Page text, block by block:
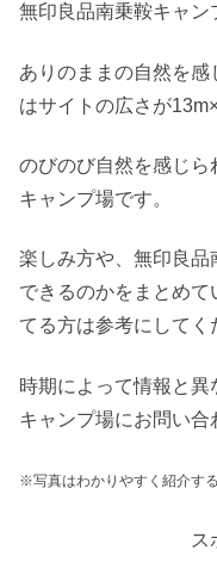
無印良品南乗鞍キャン
ありのままの自然を
はサイトの広さが
のびのび自然を感じ
キャンプ場です。
楽しみ方や、無印良
できるのかをまとめ
てる方は参考にしてく
時期によって情報と
キャンプ場にお問い合
※写真はわかりやすく紹介す
ス